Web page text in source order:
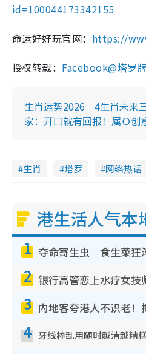
id=100044173342155
命运好好玩官网： https://
授权转载： Facebook@塔罗
生肖运势2026｜4生肖未来
家：开口就有回报！属Ｏ创
生肖 塔罗 网络热话
港生活人气本
1
2
3
4